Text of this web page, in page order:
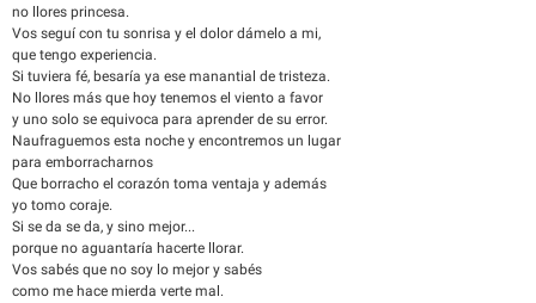
no llores princesa.
Vos seguí con tu sonrisa y el dolor dámelo a mi,
que tengo experiencia.
Si tuviera fé, besaría ya ese manantial de tristeza.
No llores más que hoy tenemos el viento a favor
y uno solo se equivoca para aprender de su error.
Naufraguemos esta noche y encontremos un lugar
para emborracharnos
Que borracho el corazón toma ventaja y además
yo tomo coraje.
Si se da se da, y sino mejor...
porque no aguantaría hacerte llorar.
Vos sabés que no soy lo mejor y sabés
como me hace mierda verte mal.